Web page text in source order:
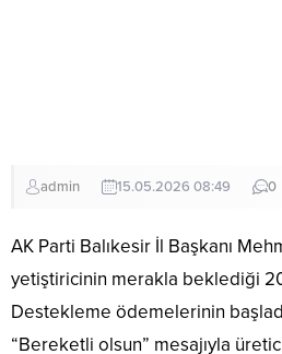
admin 15.05.2026 08:49 0
AK Parti Balıkesir İl Başkanı
yetiştiricinin merakla beklediği
Destekleme ödemelerinin
“Bereketli olsun” mesajıyla